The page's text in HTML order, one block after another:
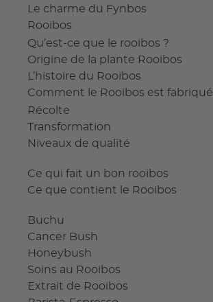
Le charme du Fynbos
Rooibos
Qu’est-ce que le rooibos ?
Origine de la plante Rooibos
L’histoire du Rooibos
Comment le Rooibos est fabriqué
Récolte
Transformation
Niveaux de qualité
Ce qui fait un bon rooibos
Ce que contient le Rooibos
Buchu
Cancer Bush
Honeybush
Soins au Rooibos
Extrait de Rooibos